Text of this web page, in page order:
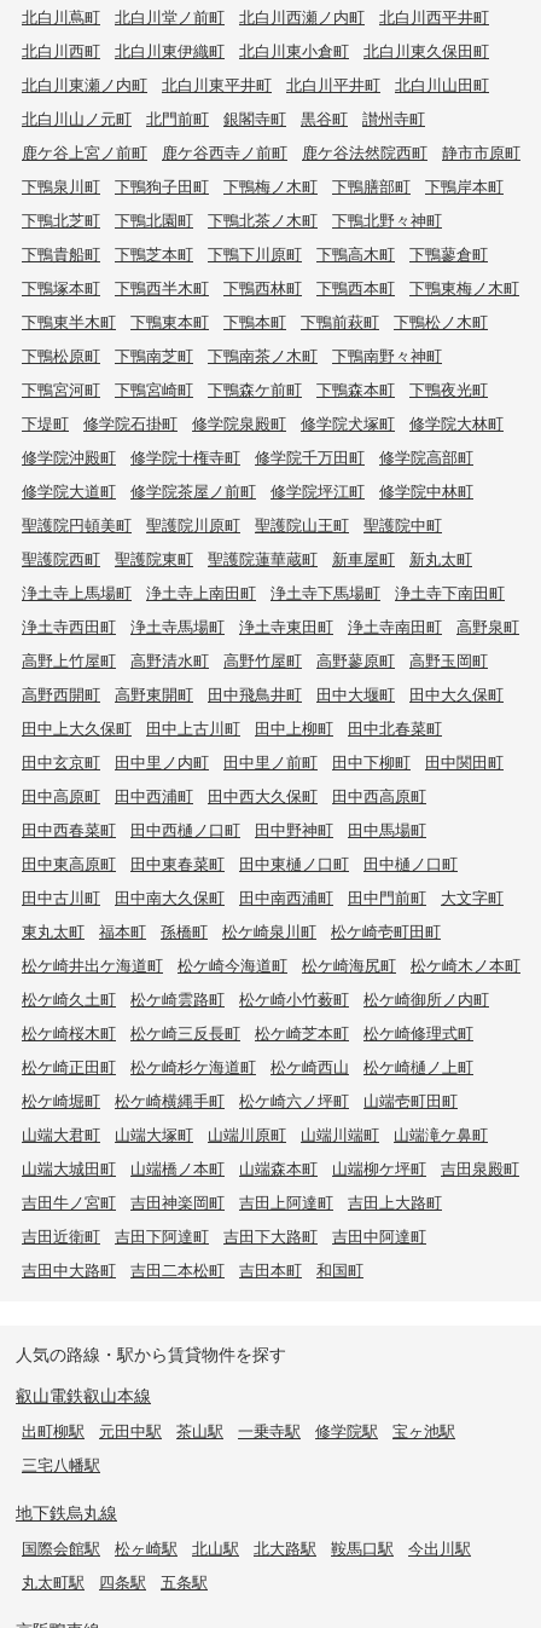
北白川蔦町 北白川堂ノ前町 北白川西瀬ノ内町
北白川西平井町
北白川西町
北白川東伊織町 北白川東小倉町
北白川東久保田町
北白川東瀬ノ内町
北白川東平井町 北白川平井町
北白川山田町
北白川山ノ元町
北門前町 銀閣寺町 黒谷町
讃州寺町
鹿ケ谷上宮ノ前町
鹿ケ谷西寺ノ前町 鹿ケ谷法然院西町
静市市原町
下鴨泉川町
下鴨狗子田町 下鴨梅ノ木町 下鴨膳部町
下鴨岸本町
下鴨北芝町
下鴨北園町 下鴨北茶ノ木町
下鴨北野々神町
下鴨貴船町
下鴨芝本町 下鴨下川原町 下鴨高木町
下鴨蓼倉町
下鴨塚本町
下鴨西半木町 下鴨西林町 下鴨西本町
下鴨東梅ノ木町
下鴨東半木町
下鴨東本町 下鴨本町 下鴨前萩町
下鴨松ノ木町
下鴨松原町
下鴨南芝町 下鴨南茶ノ木町
下鴨南野々神町
下鴨宮河町
下鴨宮崎町 下鴨森ケ前町 下鴨森本町
下鴨夜光町
下堤町
修学院石掛町 修学院泉殿町 修学院犬塚町
修学院大林町
修学院沖殿町
修学院十権寺町 修学院千万田町
修学院高部町
修学院大道町
修学院茶屋ノ前町 修学院坪江町
修学院中林町
聖護院円頓美町
聖護院川原町 聖護院山王町
聖護院中町
聖護院西町
聖護院東町 聖護院蓮華蔵町 新車屋町
新丸太町
浄土寺上馬場町
浄土寺上南田町 浄土寺下馬場町
浄土寺下南田町
浄土寺西田町
浄土寺馬場町 浄土寺東田町 浄土寺南田町
高野泉町
高野上竹屋町
高野清水町 高野竹屋町 高野蓼原町
高野玉岡町
高野西開町
高野東開町 田中飛鳥井町 田中大堰町
田中大久保町
田中上大久保町
田中上古川町 田中上柳町
田中北春菜町
田中玄京町
田中里ノ内町 田中里ノ前町 田中下柳町
田中関田町
田中高原町
田中西浦町 田中西大久保町
田中西高原町
田中西春菜町
田中西樋ノ口町 田中野神町
田中馬場町
田中東高原町
田中東春菜町 田中東樋ノ口町
田中樋ノ口町
田中古川町
田中南大久保町 田中南西浦町 田中門前町
大文字町
東丸太町
福本町 孫橋町 松ケ崎泉川町
松ケ崎壱町田町
松ケ崎井出ケ海道町
松ケ崎今海道町 松ケ崎海尻町
松ケ崎木ノ本町
松ケ崎久土町
松ケ崎雲路町 松ケ崎小竹薮町
松ケ崎御所ノ内町
松ケ崎桜木町
松ケ崎三反長町 松ケ崎芝本町
松ケ崎修理式町
松ケ崎正田町
松ケ崎杉ケ海道町 松ケ崎西山
松ケ崎樋ノ上町
松ケ崎堀町
松ケ崎横縄手町 松ケ崎六ノ坪町
山端壱町田町
山端大君町
山端大塚町 山端川原町 山端川端町
山端滝ケ鼻町
山端大城田町
山端橋ノ本町 山端森本町 山端柳ケ坪町
吉田泉殿町
吉田牛ノ宮町
吉田神楽岡町 吉田上阿達町
吉田上大路町
吉田近衛町
吉田下阿達町 吉田下大路町
吉田中阿達町
吉田中大路町
吉田二本松町 吉田本町 和国町
人気の路線・駅から賃貸物件を探す
叡山電鉄叡山本線
出町柳駅 元田中駅 茶山駅 一乗寺駅 修学院駅
宝ヶ池駅
三宅八幡駅
地下鉄烏丸線
国際会館駅 松ヶ崎駅 北山駅 北大路駅 鞍馬口駅
今出川駅
丸太町駅
四条駅 五条駅